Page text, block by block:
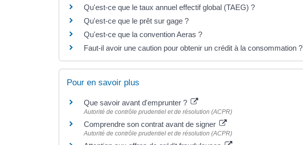
Qu'est-ce que le taux annuel effectif global (TAEG) ?
Qu'est-ce que le prêt sur gage ?
Qu'est-ce que la convention Aeras ?
Faut-il avoir une caution pour obtenir un crédit à la consommation ?
Pour en savoir plus
Que savoir avant d'emprunter ?
Autorité de contrôle prudentiel et de résolution (ACPR)
Comprendre son contrat avant de signer
Autorité de contrôle prudentiel et de résolution (ACPR)